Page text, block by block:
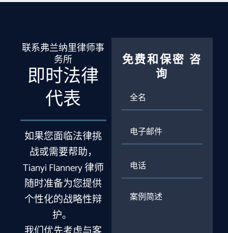
联系弗兰纳里律师事
务所
即时法律
代表
如果您面临法律挑
战或需要帮助，
Tianyi Flannery 律师
随时准备为您提供
个性化的战略性辩
护。
免费和保密 咨
询
邮